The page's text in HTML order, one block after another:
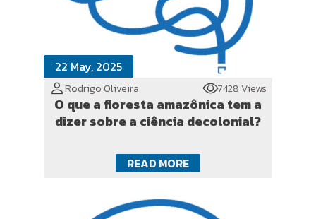
22 May, 2025
Rodrigo Oliveira 7428 Views
O que a floresta amazônica tem a
dizer sobre a ciência decolonial?
READ MORE